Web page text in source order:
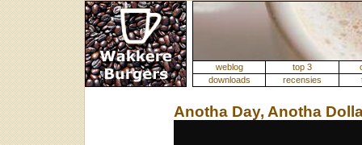
weblog top 3
downloads
recensies
Anotha Day, Anotha